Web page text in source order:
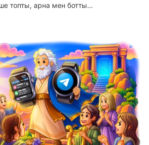
топты, арна мен ботты…